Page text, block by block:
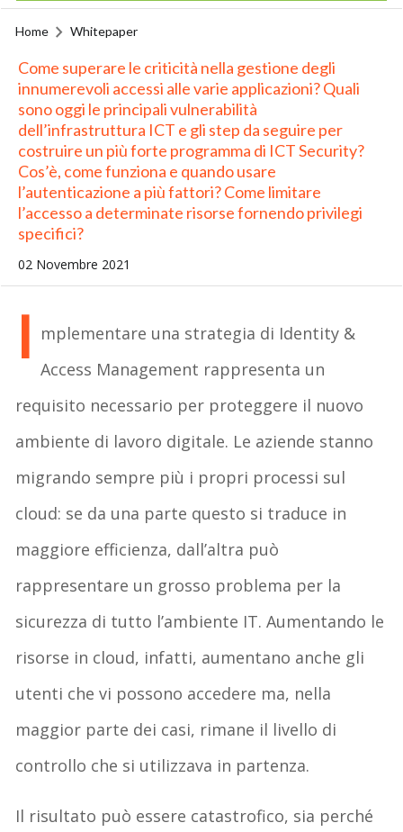
Home Whitepaper
Come superare le criticità nella gestione degli
innumerevoli accessi alle varie applicazioni? Quali
sono oggi le principali vulnerabilità
dell’infrastruttura ICT e gli step da seguire per
costruire un più forte programma di ICT Security?
Cos’è, come funziona e quando usare
l’autenticazione a più fattori? Come limitare
l’accesso a determinate risorse fornendo privilegi
specifici?
02 Novembre 2021
I mplementare una strategia di Identity &
Access Management rappresenta un
requisito necessario per proteggere il nuovo
ambiente di lavoro digitale. Le aziende stanno
migrando sempre più i propri processi sul
cloud: se da una parte questo si traduce in
maggiore efficienza, dall’altra può
rappresentare un grosso problema per la
sicurezza di tutto l’ambiente IT. Aumentando le
risorse in cloud, infatti, aumentano anche gli
utenti che vi possono accedere ma, nella
maggior parte dei casi, rimane il livello di
controllo che si utilizzava in partenza.
Il risultato può essere catastrofico, sia perché